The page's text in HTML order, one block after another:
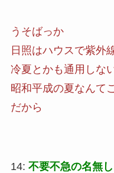
うそばっか
日照はハウスで紫外
冷夏とかも通用しな
昭和平成の夏なんて
だから
14: 不要不急の名無